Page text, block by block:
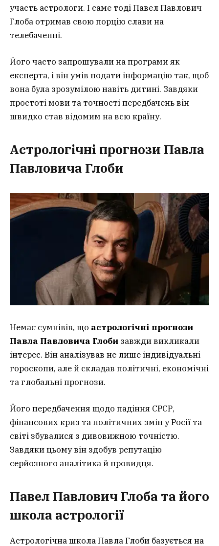
участь астрологи. І саме тоді Павел Павлович
Глоба отримав свою порцію слави на
телебаченні.
Його часто запрошували на програми як
експерта, і він умів подати інформацію так, щоб
вона була зрозумілою навіть дитині. Завдяки
простоті мови та точності передбачень він
швидко став відомим на всю країну.
Астрологічні прогнози Павла
Павловича Глоби
Немає сумнівів, що астрологічні прогнози
Павла Павловича Глоби завжди викликали
інтерес. Він аналізував не лише індивідуальні
гороскопи, але й складав політичні, економічні
та глобальні прогнози.
Його передбачення щодо падіння СРСР,
фінансових криз та політичних змін у Росії та
світі збувалися з дивовижною точністю.
Завдяки цьому він здобув репутацію
серйозного аналітика й провидця.
Павел Павлович Глоба та його
школа астрології
Астрологічна школа Павла Глоби базується на